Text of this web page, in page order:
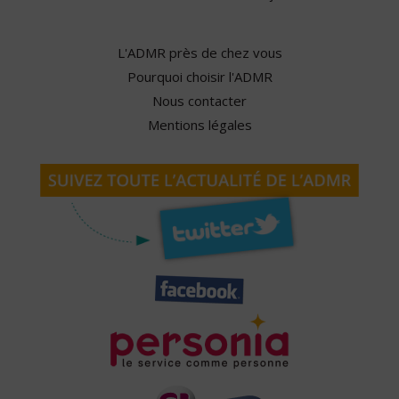
L'ADMR près de chez vous
Pourquoi choisir l'ADMR
Nous contacter
Mentions légales